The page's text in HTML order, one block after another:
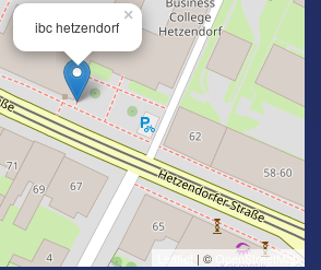
ibc hetzendorf
×
Leaflet | © OpenStreetMap